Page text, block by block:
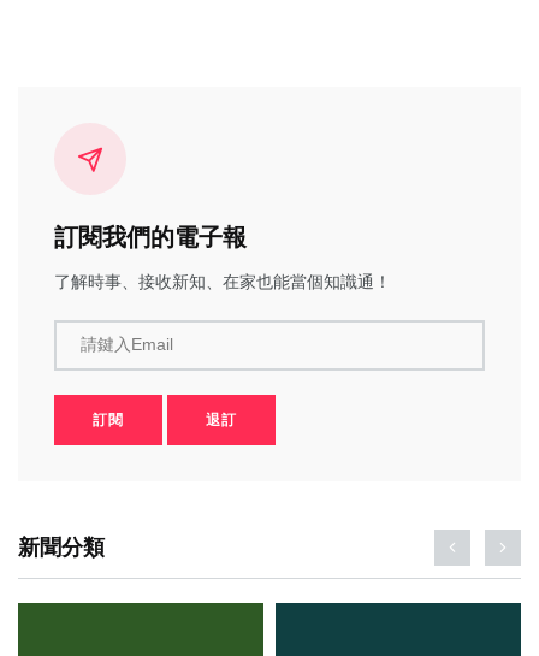
訂閱我們的電子報
了解時事、接收新知、在家也能當個知識通！
請鍵入Email
訂閱 退訂
新聞分類